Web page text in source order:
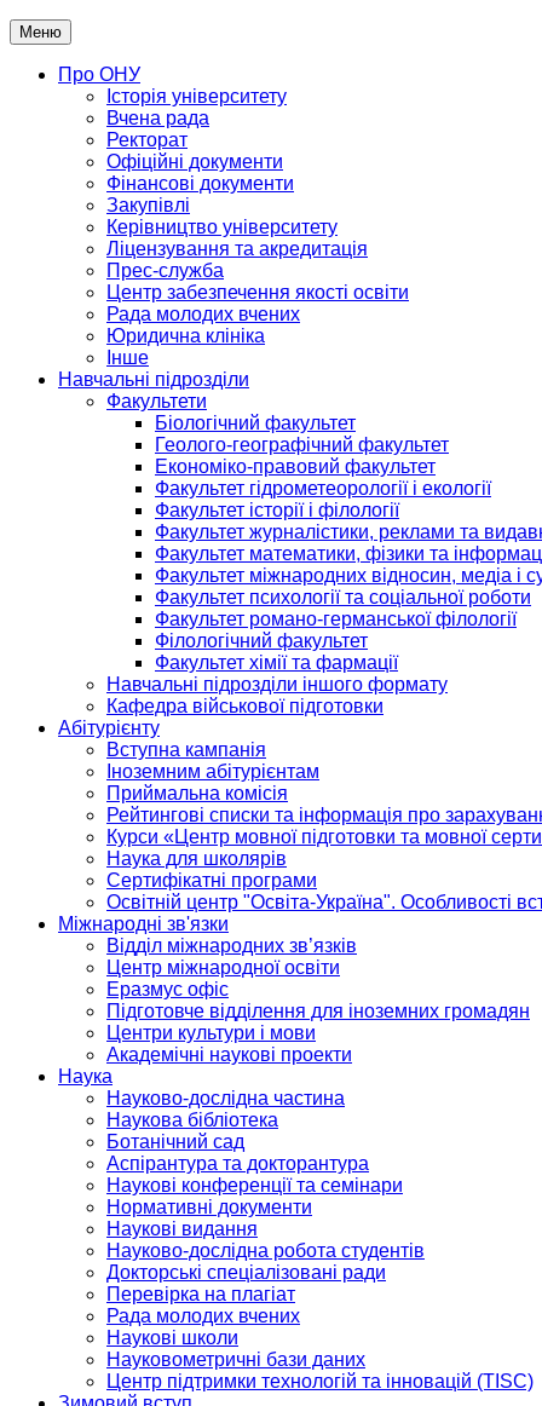
Меню
Про ОНУ
Історія університету
Вчена рада
Ректорат
Офіційні документи
Фінансові документи
Закупівлі
Керівництво університету
Ліцензування та акредитація
Прес-служба
Центр забезпечення якості освіти
Рада молодих вчених
Юридична клініка
Інше
Навчальні підрозділи
Факультети
Біологічний факультет
Геолого-географічний факультет
Економіко-правовий факультет
Факультет гідрометеорології і екології
Факультет історії і філології
Факультет журналістики, реклами та
Факультет математики, фізики та
Факультет міжнародних відносин, медіа і
Факультет психології та соціальної роботи
Факультет романо-германської філології
Філологічний факультет
Факультет хімії та фармації
Навчальні підрозділи іншого формату
Кафедра військової підготовки
Абітурієнту
Вступна кампанія
Іноземним абітурієнтам
Приймальна комісія
Рейтингові списки та інформація про
Курси «Центр мовної підготовки та мовної
Наука для школярів
Сертифікатні програми
Освітній центр "Освіта-Україна". Особливості
Міжнародні зв'язки
Відділ міжнародних зв’язків
Центр міжнародної освіти
Еразмус офіс
Підготовче відділення для іноземних громадян
Центри культури і мови
Академічні наукові проекти
Наука
Науково-дослідна частина
Наукова бібліотека
Ботанічний сад
Аспірантура та докторантура
Наукові конференції та семінари
Нормативні документи
Наукові видання
Науково-дослідна робота студентів
Докторські спеціалізовані ради
Перевірка на плагіат
Рада молодих вчених
Наукові школи
Науковометричні бази даних
Центр підтримки технологій та інновацій (TISC)